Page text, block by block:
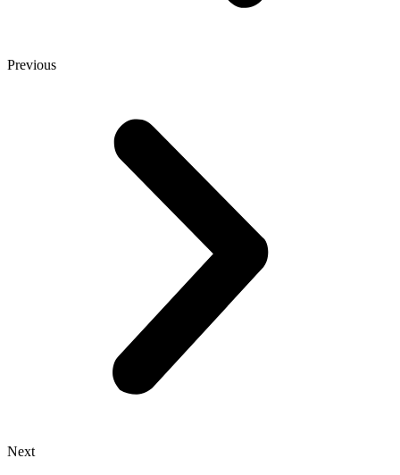
Previous
Next